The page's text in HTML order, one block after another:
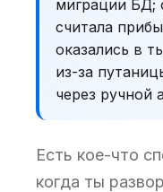
миграции БД;
считала
оказались в
из-за
через ручной
Есть кое-что
когда ты